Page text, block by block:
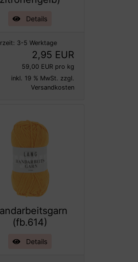
Details
3-5 Werktage
2,95 EUR
59,00 EUR pro kg
inkl. 19 % MwSt. zzgl.
Versandkosten
(fb.614)
Details